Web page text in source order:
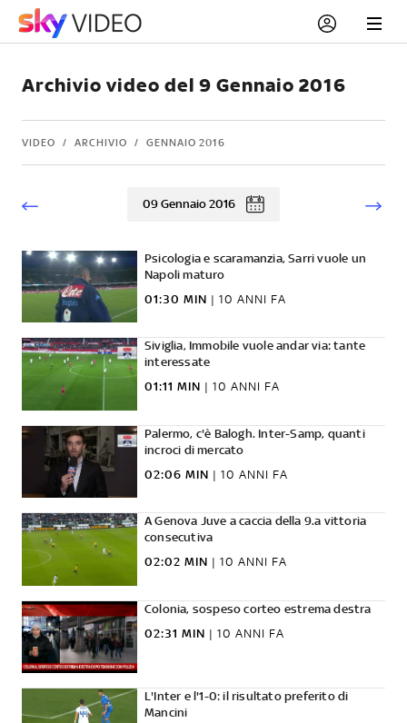
Archivio video del 9 Gennaio 2016
VIDEO ARCHIVIO GENNAIO 2016
09 Gennaio 2016
Psicologia e scaramanzia, Sarri vuole un
Napoli maturo
01:30 MIN | 10 ANNI FA
Siviglia, Immobile vuole andar via: tante
interessate
01:11 MIN | 10 ANNI FA
Palermo, c'è Balogh. Inter-Samp, quanti
incroci di mercato
02:06 MIN | 10 ANNI FA
A Genova Juve a caccia della 9.a vittoria
consecutiva
02:02 MIN | 10 ANNI FA
Colonia, sospeso corteo estrema destra
02:31 MIN | 10 ANNI FA
L'Inter e l'1-0: il risultato preferito di
Mancini